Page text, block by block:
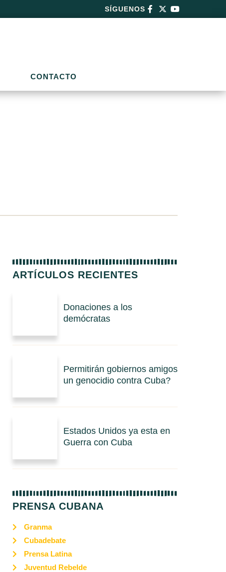
SÍGUENOS
CONTACTO
ARTÍCULOS RECIENTES
Donaciones a los
demócratas
Permitirán gobiernos amigos
un genocidio contra Cuba?
Estados Unidos ya esta en
Guerra con Cuba
PRENSA CUBANA
Granma
Cubadebate
Prensa Latina
Juventud Rebelde